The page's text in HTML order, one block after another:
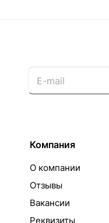
Компания
О компании
Отзывы
Вакансии
Реквизиты